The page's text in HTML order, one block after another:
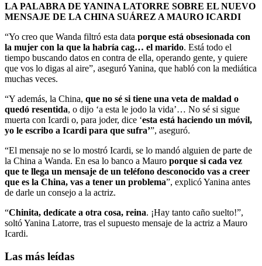
LA PALABRA DE YANINA LATORRE SOBRE EL NUEVO
MENSAJE DE LA CHINA SUÁREZ A MAURO ICARDI
“Yo creo que Wanda filtró esta data porque está obsesionada con
la mujer con la que la habría cag… el marido. Está todo el
tiempo buscando datos en contra de ella, operando gente, y quiere
que vos lo digas al aire”, aseguró Yanina, que habló con la mediática
muchas veces.
“Y además, la China, que no sé si tiene una veta de maldad o
quedó resentida, o dijo ‘a esta le jodo la vida’… No sé si sigue
muerta con Icardi o, para joder, dice ‘esta está haciendo un móvil,
yo le escribo a Icardi para que sufra’”, aseguró.
“El mensaje no se lo mostró Icardi, se lo mandó alguien de parte de
la China a Wanda. En esa lo banco a Mauro porque si cada vez
que te llega un mensaje de un teléfono desconocido vas a creer
que es la China, vas a tener un problema”, explicó Yanina antes
de darle un consejo a la actriz.
“Chinita, dedícate a otra cosa, reina. ¡Hay tanto caño suelto!”,
soltó Yanina Latorre, tras el supuesto mensaje de la actriz a Mauro
Icardi.
Las más leídas